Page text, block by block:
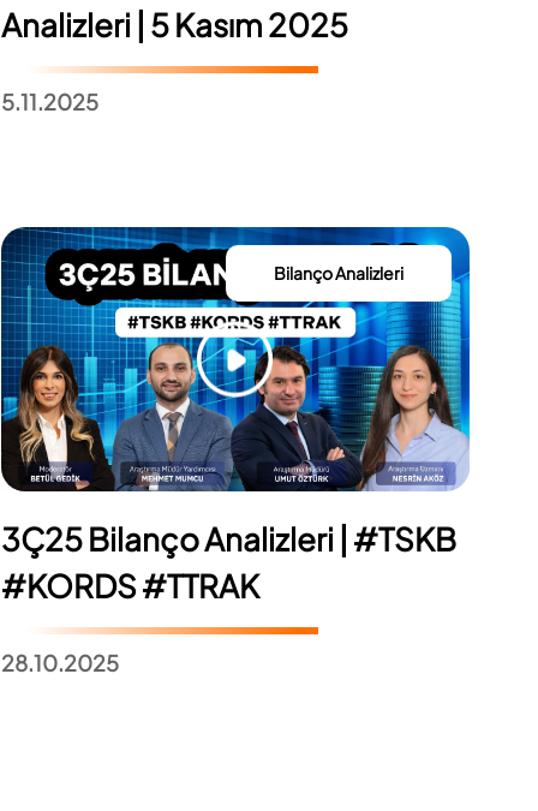
Analizleri | 5 Kasım 2025
5.11.2025
Bilanço Analizleri
3Ç25 Bilanço Analizleri | #TSKB
#KORDS #TTRAK
28.10.2025